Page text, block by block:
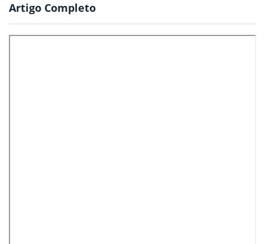
Artigo Completo